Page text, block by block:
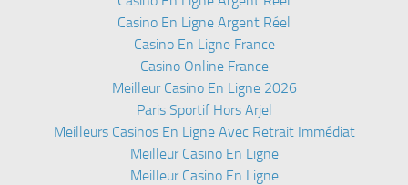
Casino En Ligne Argent Réel
Casino En Ligne France
Casino Online France
Meilleur Casino En Ligne 2026
Paris Sportif Hors Arjel
Meilleurs Casinos En Ligne Avec Retrait Immédiat
Meilleur Casino En Ligne
Meilleur Casino En Ligne